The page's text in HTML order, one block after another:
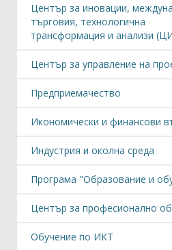
Център за иновации,
търговия, технологична
трансформация и анализи
Център за управление на
Предприемачество
Икономически и финансови
Индустрия и околна среда
Програма "Образование и
Център за професионално
Обучение по ИКТ